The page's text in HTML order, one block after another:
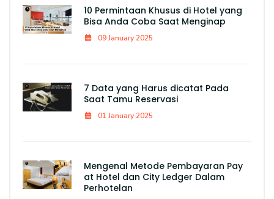
10 Permintaan Khusus di Hotel yang
Bisa Anda Coba Saat Menginap
09 January 2025
7 Data yang Harus dicatat Pada
Saat Tamu Reservasi
01 January 2025
Mengenal Metode Pembayaran Pay
at Hotel dan City Ledger Dalam
Perhotelan